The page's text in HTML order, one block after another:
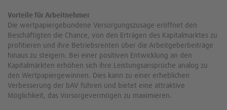
Vorteile für Arbeitnehmer
Die wertpapiergebundene Versorgungszusage eröffnet den
Beschäftigten die Chance, von den Erträgen des Kapitalmarktes zu
profitieren und ihre Betriebsrenten über die Arbeitgeberbeiträge
hinaus zu steigern. Bei einer positiven Entwicklung an den
Kapitalmärkten erhöhen sich ihre Leistungsansprüche analog zu
den Wertpapiergewinnen. Dies kann zu einer erheblichen
Verbesserung der bAV führen und bietet eine attraktive
Möglichkeit, das Vorsorgevermögen zu maximieren.